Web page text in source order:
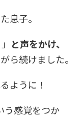
息子。
と声をかけ、
ら続けました。
ように！
う感覚をつか